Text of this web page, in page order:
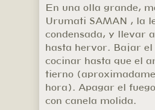
En una olla grande,
Urumati SAMAN , la
condensada, y llevar
hasta hervor. Bajar el
cocinar hasta que el
tierno
hora). Apagar el
con canela molida.